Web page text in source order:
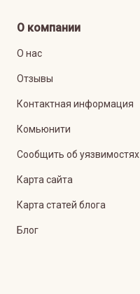
О компании
О нас
Отзывы
Контактная информация
Комьюнити
Сообщить об уязвимостях
Карта сайта
Карта статей блога
Блог